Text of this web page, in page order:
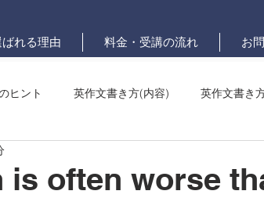
ばれる理由 料金・受講の流れ お
ヒント 英作文書き方(内容) 英作文書き
題
is often worse